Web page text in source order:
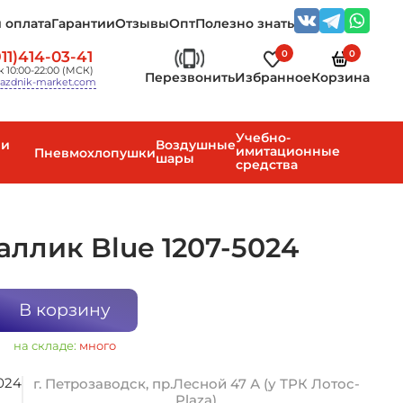
оплатаГарантииОтзывыОптПолезно знать
03-41
10:00-22:00 (МСК)
market.com
Перезвонить
0
Избранное
0
Корзина
ПневмохлопушкиВоздушные
шары
Учебно-
имитационные
средства
Blue 1207-5024
В корзину
на складе: много
г. Петрозаводск, пр.Лесной 47 А (у ТРК Лотос-